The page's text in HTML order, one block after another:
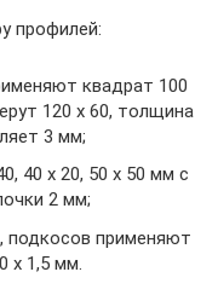
профилей:
квадрат 100
120 х 60, толщина
3 мм;
40 х 20, 50 х 50 мм с
2 мм;
подкосов применяют
х 1,5 мм.